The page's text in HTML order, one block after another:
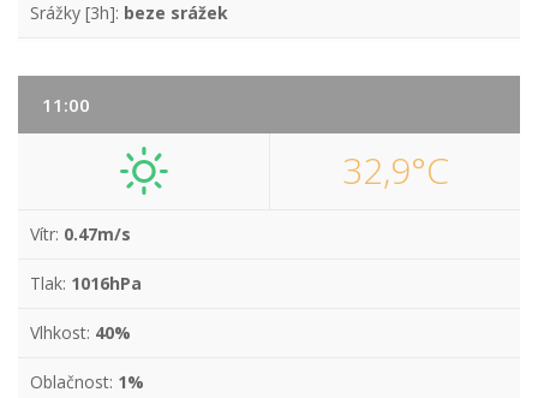
Srážky [3h]: beze srážek
11:00
32,9°C
Vítr: 0.47m/s
Tlak: 1016hPa
Vlhkost: 40%
Oblačnost: 1%